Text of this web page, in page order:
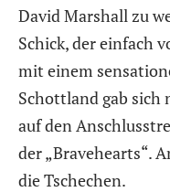
David Marshall zu
Schick, der einfach
mit einem
Schottland gab
auf den
der „Bravehearts“.
die Tschechen.